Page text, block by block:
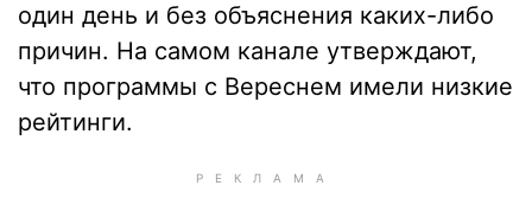
один день и без объяснения каких-либо
причин. На самом канале утверждают,
что программы с Вереснем имели низкие
рейтинги.